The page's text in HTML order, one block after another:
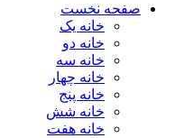
صفحه نخست
خانه یک
خانه دو
خانه سه
خانه چهار
خانه پنج
خانه شش
خانه هفت